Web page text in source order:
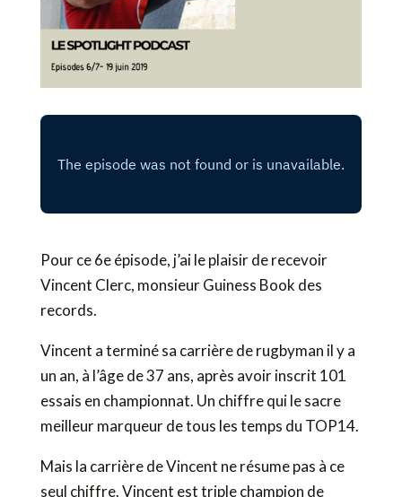
Pour ce 6e épisode, j’ai le plaisir de recevoir
Vincent Clerc, monsieur Guiness Book des
records.
Vincent a terminé sa carrière de rugbyman il y a
un an, à l’âge de 37 ans, après avoir inscrit 101
essais en championnat. Un chiffre qui le sacre
meilleur marqueur de tous les temps du TOP14.
Mais la carrière de Vincent ne résume pas à ce
seul chiffre. Vincent est triple champion de